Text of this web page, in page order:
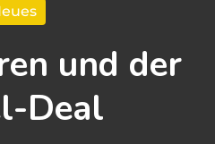
und der
Deal